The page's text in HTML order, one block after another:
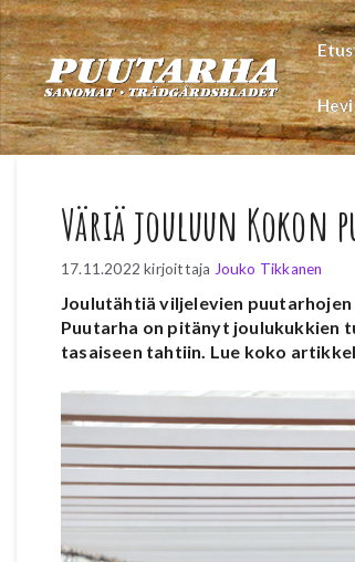
Siirry
sisältöön
Väriä jouluun Kokon
17.11.2022 kirjoittaja Jouko Tikkanen
Joulutähtiä viljelevien
Puutarha on pitänyt joulukukkien
tasaiseen tahtiin. Lue koko